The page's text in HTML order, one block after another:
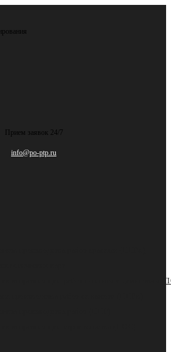
Прием заявок 24/7
info@po-ptp.ru
организации работ по сносу и демонтажу